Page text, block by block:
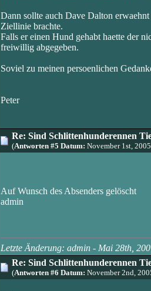
Dann sollte auch Dave Dalton
Ziellinie brachte.
Falls er einen Hund gehabt haette der
freiwillig abgegeben.
Soviel zu meinen persoenlichen
Peter
Re: Sind Schlittenhunderennen
(Antworten #5 Datum: November 1st,
Auf Wunsch des Absenders gelöscht
admin
Letzte Änderung: admin - Mai 28th,
Re: Sind Schlittenhunderennen
(Antworten #6 Datum: November 2nd,